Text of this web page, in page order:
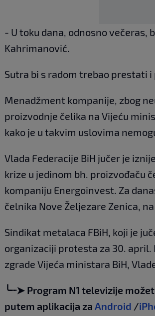
- U toku dana, odnosno večeras,
Kahrimanović.
Sutra bi s radom trebao prestati i
Menadžment kompanije, zbog
proizvodnje čelika na Vijeću
kako je u takvim uslovima
Vlada Federacije BiH jučer je
krize u jedinom bh. proizvođaču
kompaniju Energoinvest. Za
čelnika Nove Željezare Zenica,
Sindikat metalaca FBiH, koji je
organizaciji protesta za 30.
zgrade Vijeća ministara BiH,
╰┈➤ Program N1 televizije
putem aplikacija za Android /